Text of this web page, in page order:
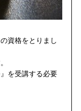
資格をとりまし
を受講する必要